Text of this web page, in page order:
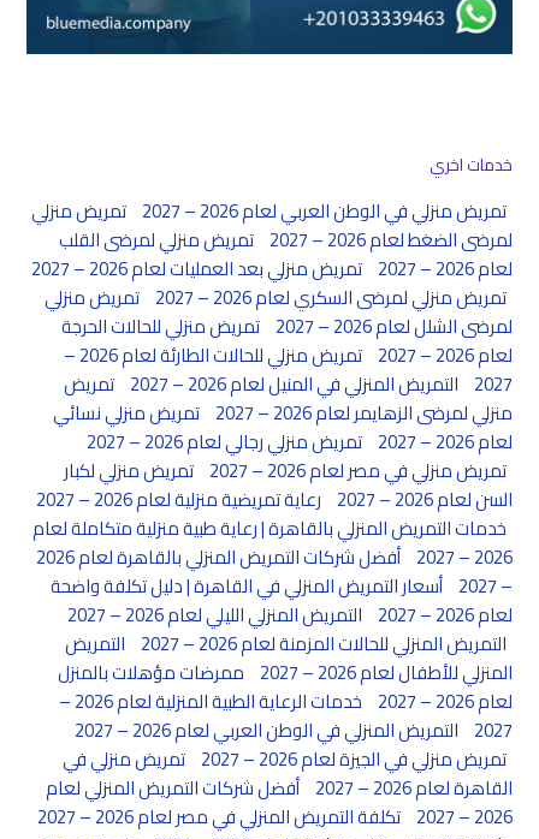
خدمات اخري
تمريض منزلي في الوطن العربي لعام 2026 – 2027
تمريض منزلي
لمرضى الضغط لعام 2026 – 2027
تمريض منزلي لمرضى القلب
لعام 2026 – 2027
تمريض منزلي بعد العمليات لعام 2026 – 2027
تمريض منزلي لمرضى السكري لعام 2026 – 2027
تمريض منزلي
لمرضى الشلل لعام 2026 – 2027
تمريض منزلي للحالات الحرجة
لعام 2026 – 2027
تمريض منزلي للحالات الطارئة لعام 2026 –
2027 التمريض المنزلي في المنيل لعام 2026 – 2027
تمريض
منزلي لمرضى الزهايمر لعام 2026 – 2027
تمريض منزلي نسائي
لعام 2026 – 2027
تمريض منزلي رجالي لعام 2026 – 2027
تمريض منزلي في مصر لعام 2026 – 2027
تمريض منزلي لكبار
السن لعام 2026 – 2027
رعاية تمريضية منزلية لعام 2026 – 2027
خدمات التمريض المنزلي بالقاهرة | رعاية طبية منزلية متكاملة لعام
2026 – 2027
أفضل شركات التمريض المنزلي بالقاهرة لعام 2026
– 2027
أسعار التمريض المنزلي في القاهرة | دليل تكلفة واضحة
لعام 2026 – 2027
التمريض المنزلي الليلي لعام 2026 – 2027
التمريض المنزلي للحالات المزمنة لعام 2026 – 2027
التمريض
المنزلي للأطفال لعام 2026 – 2027
ممرضات مؤهلات بالمنزل
لعام 2026 – 2027
خدمات الرعاية الطبية المنزلية لعام 2026 –
2027 التمريض المنزلي في الوطن العربي لعام 2026 – 2027
تمريض منزلي في الجيزة لعام 2026 – 2027
تمريض منزلي في
القاهرة لعام 2026 – 2027
أفضل شركات التمريض المنزلي لعام
2026 – 2027
تكلفة التمريض المنزلي في مصر لعام 2026 – 2027